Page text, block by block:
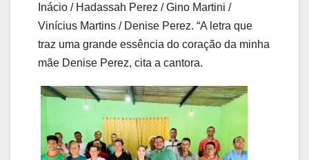
Inácio / Hadassah Perez / Gino Martini /
Vinícius Martins / Denise Perez. “A letra que
traz uma grande essência do coração da minha
mãe Denise Perez, cita a cantora.